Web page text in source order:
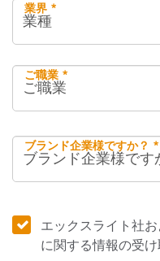
業界 *
ご職業 *
ブランド企業様ですか？ *
エックスライト社
に関する情報の受け